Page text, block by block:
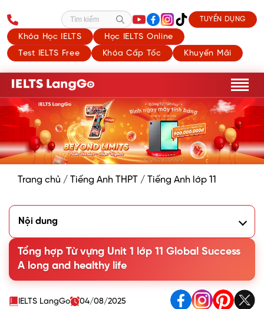
Khóa Học IELTS
Học IELTS Online
Test IELTS Free
Khóa Cấp Tốc Khuyến Mãi
Tìm kiếm TUYỂN DỤNG
Trang chủ / Tiếng Anh THPT / Tiếng Anh lớp 11
Nội dung
2. Các cụm từ vựng hay trong Unit 1 lớp 11
3. Bài tập từ vựng Tiếng Anh Unit 1 lớp 11
Tổng hợp Từ vựng Unit 1 lớp 11 Global Success
A long and healthy life
IELTS LangGo 04/08/2025